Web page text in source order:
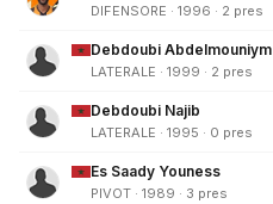
DIFENSORE · 1996 · 2 pres
Debdoubi Abdelmouniym
LATERALE · 1999 · 2 pres
Debdoubi Najib
LATERALE · 1995 · 0 pres
Es Saady Youness
PIVOT · 1989 · 3 pres